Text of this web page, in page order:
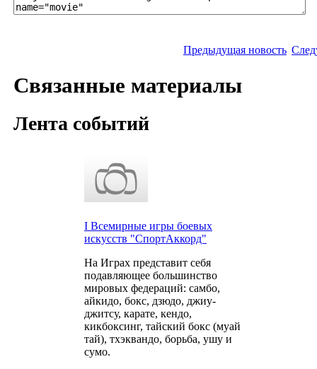
Предыдущая новость
Связанные материалы
Лента событий
I Всемирные игры боевых
искусств "СпортАккорд"
На Играх представит себя
подавляющее большинство
мировых федераций: самбо,
айкидо, бокс, дзюдо, джиу-
джитсу, карате, кендо,
кикбоксинг, тайский бокс (муай
тай), тхэквандо, борьба, ушу и
сумо.